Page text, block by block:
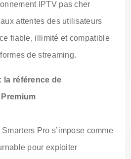
IPTV pas cher
attentes des utilisateurs
fiable, illimité et compatible
de streaming.
la référence de
Premium
Pro s’impose comme
pour exploiter